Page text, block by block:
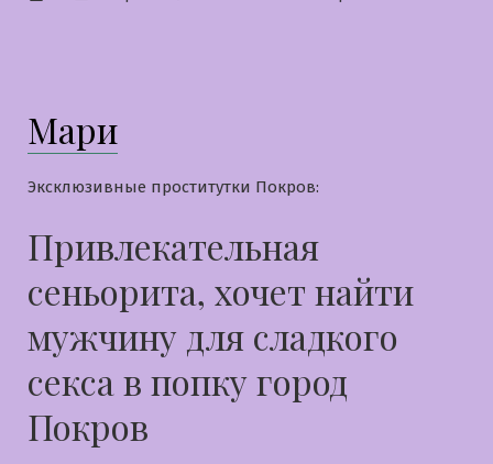
Мари
Эксклюзивные проститутки Покров:
Привлекательная
сеньорита, хочет найти
мужчину для сладкого
секса в попку город
Покров